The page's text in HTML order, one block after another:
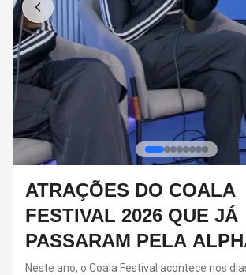
de
RED HOT CHILI
VOLTAR AOS
BREVE, DIZ
O último álbum da banda foi